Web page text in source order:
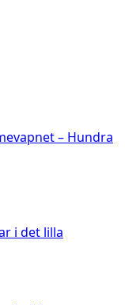
– Hundra
i det lilla